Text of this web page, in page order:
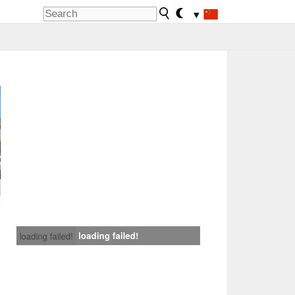
▼
loading failed! loading failed!